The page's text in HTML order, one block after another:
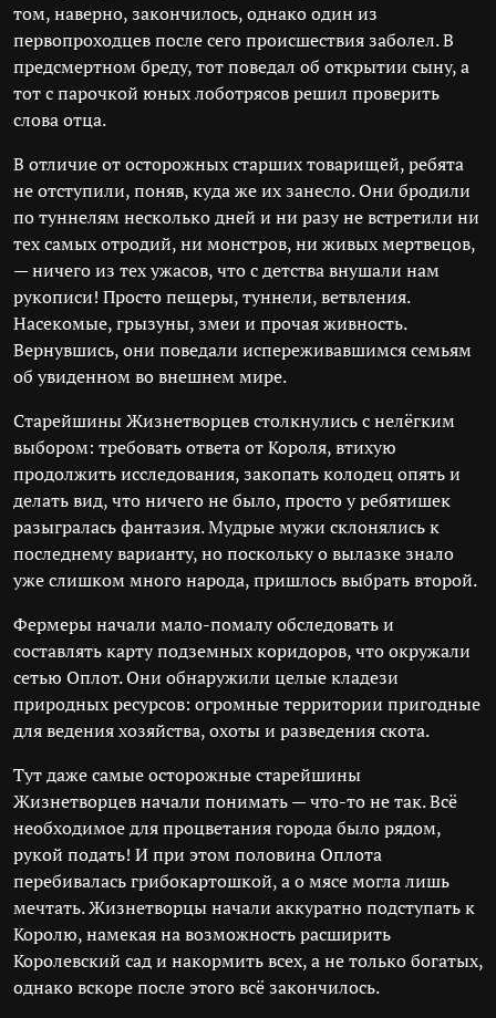
том, наверно, закончилось, однако один из
первопроходцев после сего происшествия заболел. В
предсмертном бреду, тот поведал об открытии сыну, а
тот с парочкой юных лоботрясов решил проверить
слова отца.
В отличие от осторожных старших товарищей, ребята
не отступили, поняв, куда же их занесло. Они бродили
по туннелям несколько дней и ни разу не встретили ни
тех самых отродий, ни монстров, ни живых мертвецов,
— ничего из тех ужасов, что с детства внушали нам
рукописи! Просто пещеры, туннели, ветвления.
Насекомые, грызуны, змеи и прочая живность.
Вернувшись, они поведали испереживавшимся семьям
об увиденном во внешнем мире.
Старейшины Жизнетворцев столкнулись с нелёгким
выбором: требовать ответа от Короля, втихую
продолжить исследования, закопать колодец опять и
делать вид, что ничего не было, просто у ребятишек
разыгралась фантазия. Мудрые мужи склонялись к
последнему варианту, но поскольку о вылазке знало
уже слишком много народа, пришлось выбрать второй.
Фермеры начали мало-помалу обследовать и
составлять карту подземных коридоров, что окружали
сетью Оплот. Они обнаружили целые кладези
природных ресурсов: огромные территории пригодные
для ведения хозяйства, охоты и разведения скота.
Тут даже самые осторожные старейшины
Жизнетворцев начали понимать — что-то не так. Всё
необходимое для процветания города было рядом,
рукой подать! И при этом половина Оплота
перебивалась грибокартошкой, а о мясе могла лишь
мечтать. Жизнетворцы начали аккуратно подступать к
Королю, намекая на возможность расширить
Королевский сад и накормить всех, а не только богатых,
однако вскоре после этого всё закончилось.